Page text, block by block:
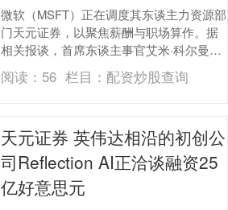
微软（MSFT）正在调度其东谈主力资源部
门天元证券，以聚焦薪酬与职场算作。据
相关报谈，首席东谈主事官艾米·科尔曼在
一份里面备忘录中向职工通报了这次重
组。一位微软....
阅读： 56 栏目： 配资炒股查询
天元证券 英伟达相沿的初创公
司Reflection AI正洽谈融资25
亿好意思元